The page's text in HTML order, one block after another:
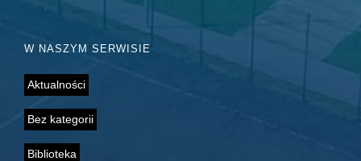
W NASZYM SERWISIE
Aktualności
Bez kategorii
Biblioteka